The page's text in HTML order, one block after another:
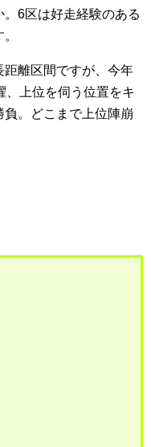
6区は好走経験のある
離区間ですが、今年
、上位を伺う位置をキ
。どこまで上位陣崩